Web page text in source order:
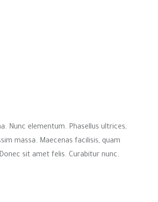
Nunc elementum. Phasellus ultrices,
massa. Maecenas facilisis, quam
sit amet felis. Curabitur nunc.